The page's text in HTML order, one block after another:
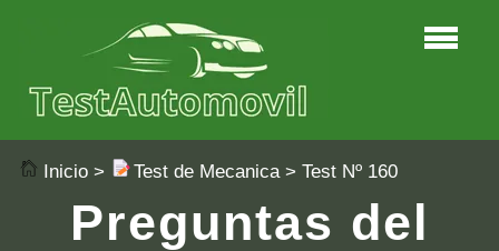
Inicio > Test de Mecanica> Test Nº 160
Preguntas del